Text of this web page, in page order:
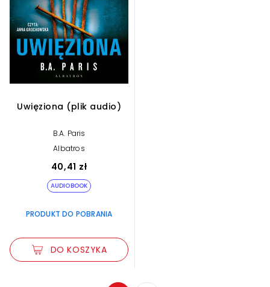
Uwięziona (plik audio)
B.A. Paris
Albatros
40,41 zł
AUDIOBOOK
PRODUKT DO POBRANIA
DO KOSZYKA